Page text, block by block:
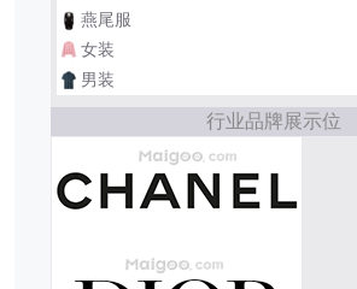
燕尾服
女装
男装
行业品牌展示位